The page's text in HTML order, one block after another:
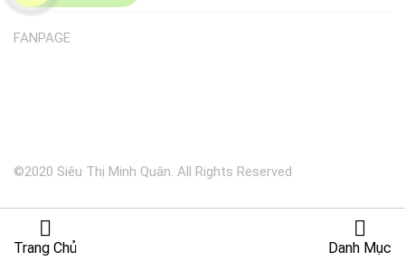
FANPAGE
©2020 Siêu Thị Minh Quân. All Rights Reserved
Trang Chủ Danh Mục